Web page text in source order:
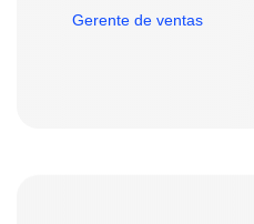
Gerente de ventas